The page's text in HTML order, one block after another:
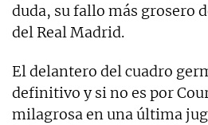
duda, su fallo más grosero
del Real Madrid.
El delantero del cuadro
definitivo y si no es por
milagrosa en una última